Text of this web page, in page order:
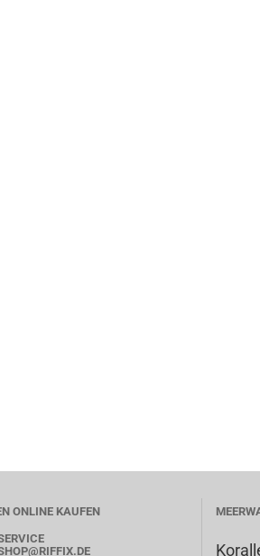
ONLINE KAUFEN
@RIFFIX.DE